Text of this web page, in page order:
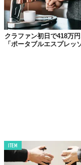
マイレシピモードで
（270〜700ml：10ml
位）を一から設定で
の設定や、コーヒー
最大の特徴。保存機
存し、共有するのも楽
クラファン初日で418万
「ポータブルエスプレッ
ITEM